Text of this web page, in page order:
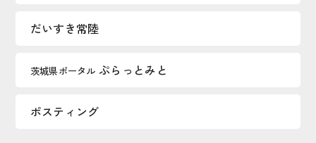
だいすき常陸
茨城県ポータル ぷらっとみと
ポスティング